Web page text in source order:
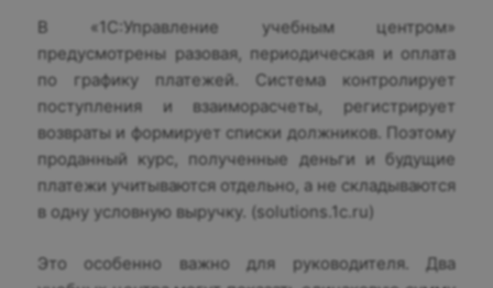
В «1С:Управление учебным центром»
предусмотрены разовая, периодическая и оплата
по графику платежей. Система контролирует
поступления и взаиморасчеты, регистрирует
возвраты и формирует списки должников. Поэтому
проданный курс, полученные деньги и будущие
платежи учитываются отдельно, а не складываются
в одну условную выручку. (solutions.1c.ru)
Это особенно важно для руководителя. Два